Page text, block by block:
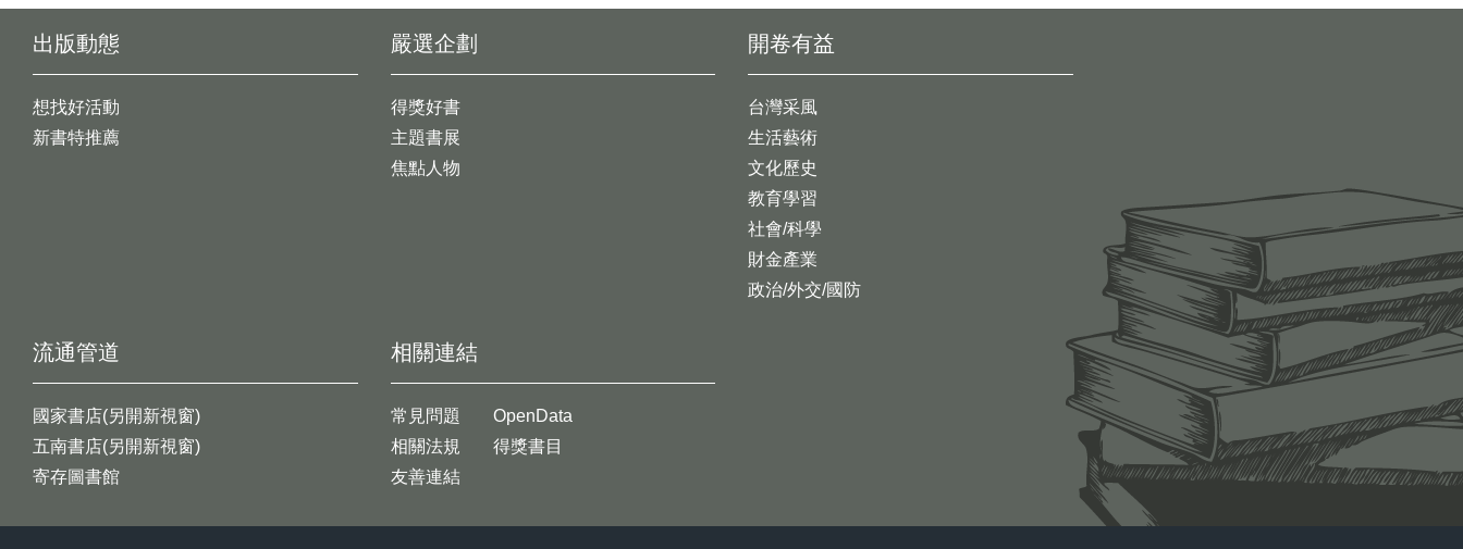
出版動態
想找好活動
新書特推薦
開卷有益
台灣采風
生活藝術
文化歷史
教育學習
社會/科學
財金產業
政治/外交/國防
嚴選企劃
得獎好書
主題書展
焦點人物
流通管道
國家書店(另開新視窗)
五南書店(另開新視窗)
寄存圖書館
相關連結
常見問題
相關法規
友善連結
OpenData
得獎書目